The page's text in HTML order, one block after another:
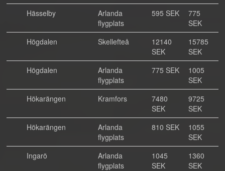
Hässelby
Arlanda
flygplats
595 SEK
775
SEK
Högdalen
Skellefteå
12140
SEK
15785
SEK
Högdalen
Arlanda
flygplats
775 SEK
1005
SEK
Hökarängen
Kramfors
7480
SEK
9725
SEK
Hökarängen
Arlanda
flygplats
810 SEK
1055
SEK
Ingarö
Arlanda
flygplats
1045
SEK
1360
SEK